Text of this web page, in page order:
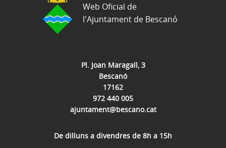
Pl. Joan Maragall, 3
Bescanó
17162
972 440 005
ajuntament@bescano.cat
De dilluns a divendres de 8h a 15h
Web Oficial de
l'Ajuntament de Bescanó